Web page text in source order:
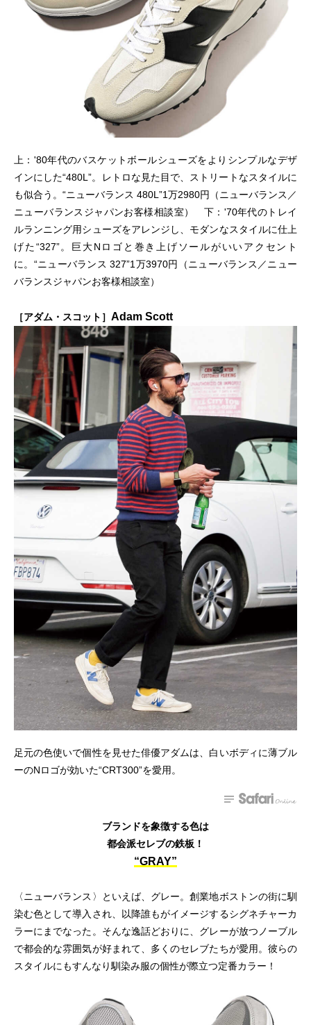
上：'80年代のバスケットボールシューズをよりシンプルなデザ
インにした“480L”。レトロな見た目で、ストリートなスタイルに
も似合う。“ニューバランス 480L”1万2980円（ニューバランス／
ニューバランスジャパンお客様相談室） 下：'70年代のトレイ
ルランニング用シューズをアレンジし、モダンなスタイルに仕上
げた“327”。巨大Nロゴと巻き上げソールがいいアクセント
に。“ニューバランス 327”1万3970円（ニューバランス／ニュー
バランスジャパンお客様相談室）
［アダム・スコット］ Adam Scott
足元の色使いで個性を見せた俳優アダムは、白いボディに薄ブル
ーのNロゴが効いた“CRT300”を愛用。
ブランドを象徴する色は
都会派セレブの鉄板！
“GRAY”
〈ニューバランス〉といえば、グレー。創業地ボストンの街に馴
染む色として導入され、以降誰もがイメージするシグネチャーカ
ラーにまでなった。そんな逸話どおりに、グレーが放つノーブル
で都会的な雰囲気が好まれて、多くのセレブたちが愛用。彼らの
スタイルにもすんなり馴染み服の個性が際立つ定番カラー！